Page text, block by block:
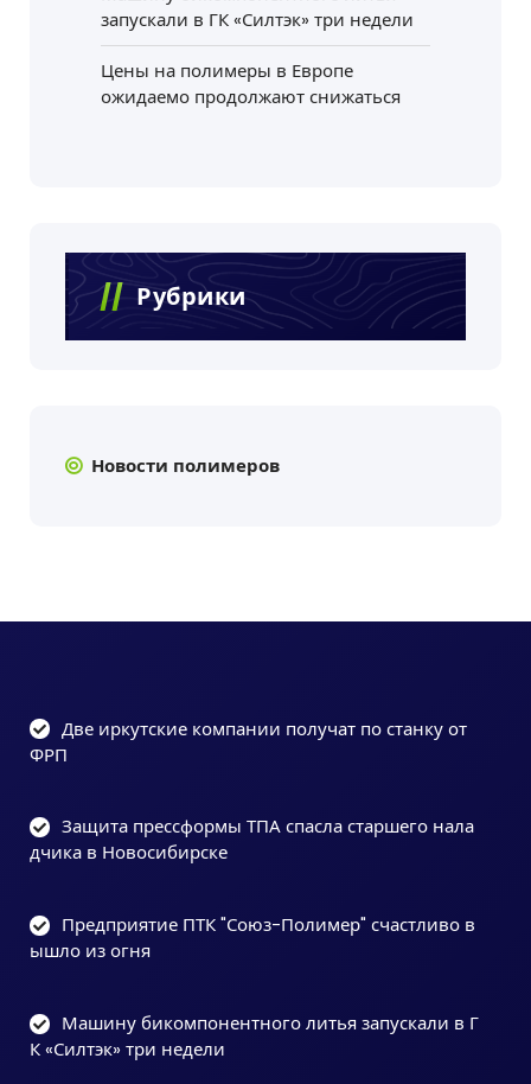
запускали в ГК «Силтэк» три недели
Цены на полимеры в Европе
ожидаемо продолжают снижаться
Рубрики
Новости полимеров
Две иркутские компании получат по станку от
ФРП
Защита прессформы ТПА спасла старшего нала
дчика в Новосибирске
Предприятие ПТК "Союз-Полимер" счастливо в
ышло из огня
Машину бикомпонентного литья запускали в Г
К «Силтэк» три недели